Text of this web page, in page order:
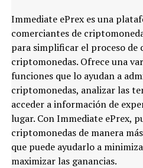
Immediate ePrex es una
comerciantes de
para simplificar el proceso de
criptomonedas. Ofrece una
funciones que lo ayudan a
criptomonedas, analizar las
acceder a información de
lugar. Con Immediate ePrex,
criptomonedas de manera
que puede ayudarlo a
maximizar las ganancias.